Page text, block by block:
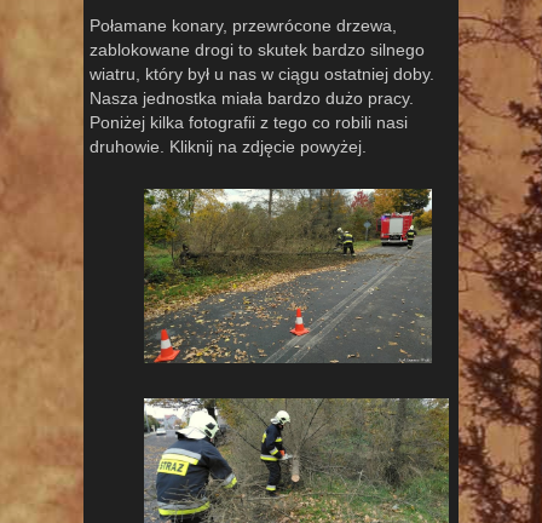
Połamane konary, przewrócone drzewa,
zablokowane drogi to skutek bardzo silnego
wiatru, który był u nas w ciągu ostatniej doby.
Nasza jednostka miała bardzo dużo pracy.
Poniżej kilka fotografii z tego co robili nasi
druhowie. Kliknij na zdjęcie powyżej.